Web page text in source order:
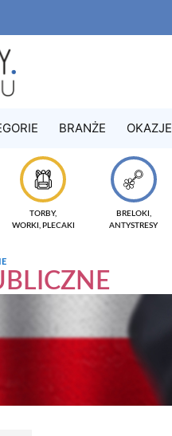
BRANŻE OKAZJE
TORBY,
WORKI, PLECAKI
BRELOKI,
ANTYSTRESY